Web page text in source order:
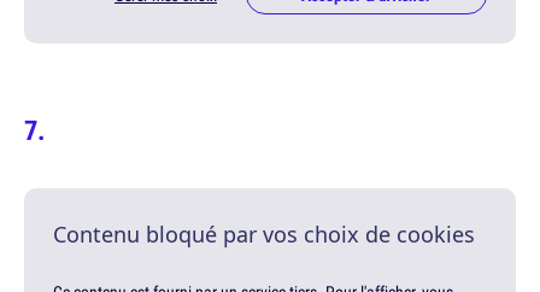
Contenu bloqué par vos choix de cookies